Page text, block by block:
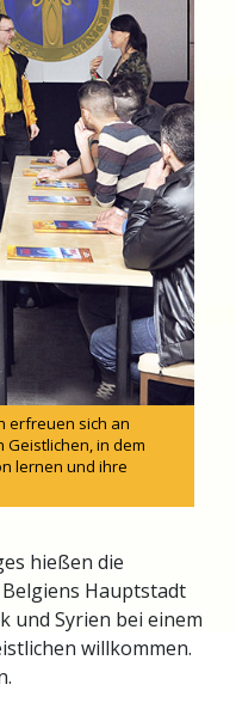
erfreuen sich an
Geistlichen, in dem
lernen und ihre
hießen die
Hauptstadt
und Syrien bei einem
willkommen.